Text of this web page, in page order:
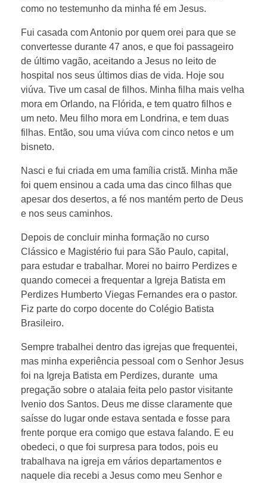
como no testemunho da minha fé em Jesus.
Fui casada com Antonio por quem orei para que se
convertesse durante 47 anos, e que foi passageiro
de último vagão, aceitando a Jesus no leito de
hospital nos seus últimos dias de vida. Hoje sou
viúva. Tive um casal de filhos. Minha filha mais velha
mora em Orlando, na Flórida, e tem quatro filhos e
um neto. Meu filho mora em Londrina, e tem duas
filhas. Então, sou uma viúva com cinco netos e um
bisneto.
Nasci e fui criada em uma família cristã. Minha mãe
foi quem ensinou a cada uma das cinco filhas que
apesar dos desertos, a fé nos mantém perto de Deus
e nos seus caminhos.
Depois de concluir minha formação no curso
Clássico e Magistério fui para São Paulo, capital,
para estudar e trabalhar. Morei no bairro Perdizes e
quando comecei a frequentar a Igreja Batista em
Perdizes Humberto Viegas Fernandes era o pastor.
Fiz parte do corpo docente do Colégio Batista
Brasileiro.
Sempre trabalhei dentro das igrejas que frequentei,
mas minha experiência pessoal com o Senhor Jesus
foi na Igreja Batista em Perdizes, durante uma
pregação sobre o atalaia feita pelo pastor visitante
Ivenio dos Santos. Deus me disse claramente que
saísse do lugar onde estava sentada e fosse para
frente porque era comigo que estava falando. E eu
obedeci, o que foi surpresa para todos, pois eu
trabalhava na igreja em vários departamentos e
naquele dia recebi a Jesus como meu Senhor e